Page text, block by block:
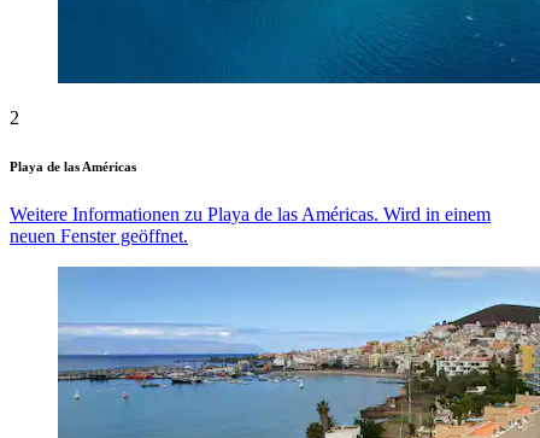
2
Playa de las Américas
Weitere Informationen zu Playa de las Américas. Wird in einem
neuen Fenster geöffnet.